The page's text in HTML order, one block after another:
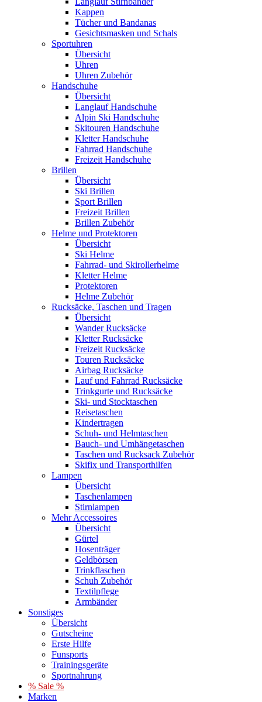
Kappen
Tücher und Bandanas
Gesichtsmasken und Schals
Sportuhren
Übersicht
Uhren
Uhren Zubehör
Handschuhe
Übersicht
Langlauf Handschuhe
Alpin Ski Handschuhe
Skitouren Handschuhe
Kletter Handschuhe
Fahrrad Handschuhe
Freizeit Handschuhe
Brillen
Übersicht
Ski Brillen
Sport Brillen
Freizeit Brillen
Brillen Zubehör
Helme und Protektoren
Übersicht
Ski Helme
Fahrrad- und Skirollerhelme
Kletter Helme
Protektoren
Helme Zubehör
Rucksäcke, Taschen und Tragen
Übersicht
Wander Rucksäcke
Kletter Rucksäcke
Freizeit Rucksäcke
Touren Rucksäcke
Airbag Rucksäcke
Lauf und Fahrrad Rucksäcke
Trinkgurte und Rucksäcke
Ski- und Stocktaschen
Reisetaschen
Kindertragen
Schuh- und Helmtaschen
Bauch- und Umhängetaschen
Taschen und Rucksack Zubehör
Skifix und Transporthilfen
Lampen
Übersicht
Taschenlampen
Stirnlampen
Mehr Accessoires
Übersicht
Gürtel
Hosenträger
Geldbörsen
Trinkflaschen
Schuh Zubehör
Textilpflege
Armbänder
Sonstiges
Übersicht
Gutscheine
Erste Hilfe
Funsports
Trainingsgeräte
Sportnahrung
% Sale %
Marken